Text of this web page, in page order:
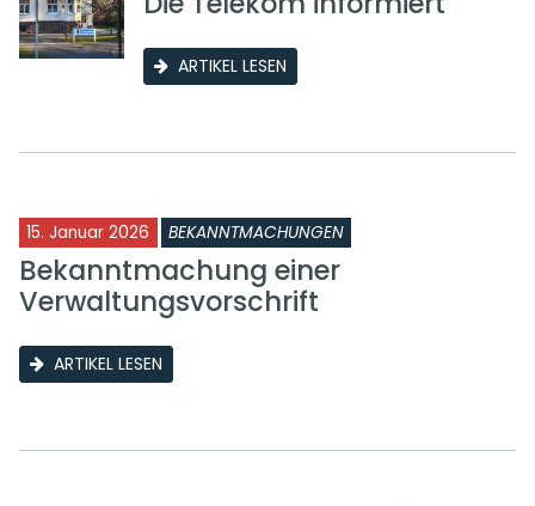
ARTIKEL LESEN
15. Januar 2026 BEKANNTMACHUNGEN
Bekanntmachung einer
Verwaltungsvorschrift
ARTIKEL LESEN